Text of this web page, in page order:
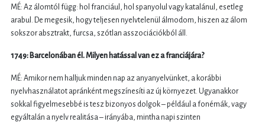
MÉ: Az álomtól függ: hol franciául, hol spanyolul vagy katalánul, esetleg
arabul. De megesik, hogy teljesen nyelvtelenül álmodom, hiszen az álom
sokszor absztrakt, furcsa, szótlan asszociációkból áll.
1749: Barcelonában él. Milyen hatással van ez a franciájára?
MÉ: Amikor nem halljuk minden nap az anyanyelvünket, a korábbi
nyelvhasználatot apránként megszínesíti az új környezet. Ugyanakkor
sokkal figyelmesebbé is tesz bizonyos dolgok – például a fonémák, vagy
egyáltalán a nyelv realitása – irányába, mintha napi szinten